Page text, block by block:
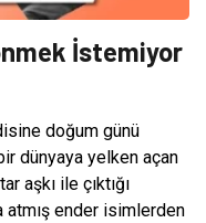
İstemiyor
doğum günü
dünyaya yelken açan
aşkı ile çıktığı
atmış ender isimlerden